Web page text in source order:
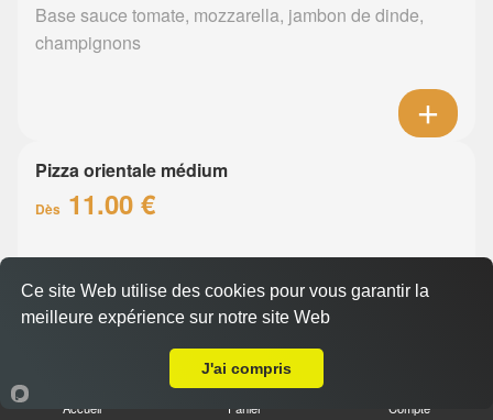
Base sauce tomate, mozzarella, jambon de dinde,
champignons
Pizza orientale médium
Dès 11.00 €
Base sauce tomate, mozzarella, merguez, poivrons
Accueil Panier Compte
Ce site Web utilise des cookies pour vous garantir la
meilleure expérience sur notre site Web
J'ai compris